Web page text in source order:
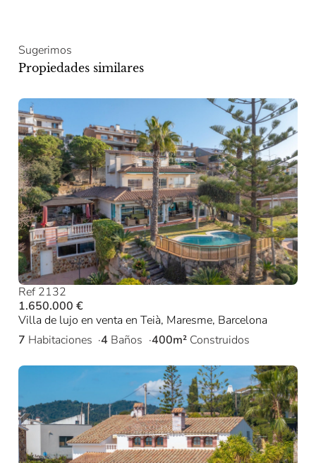
Sugerimos
Propiedades similares
Ref 2132
1.650.000 €
Villa de lujo en venta en Teià, Maresme, Barcelona
7 Habitaciones 4 Baños 400m² Construidos